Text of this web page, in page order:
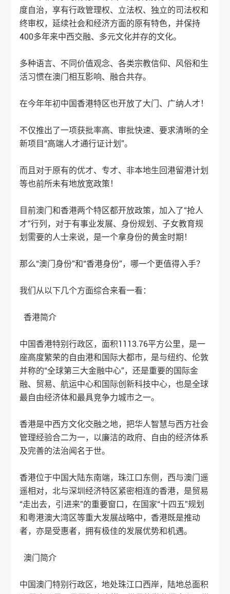
度自治，享有行政管理权、立法权、独立的司法权和
终审权，延续社会和经济方面的原有特色，并保持
400多年来中西交融、多元文化并存的文化。
多种语言、不同价值观念、各类宗教信仰、风俗和生
活习惯在澳门相互影响、融合共存。
在今年年初中国香港特区也开放了大门、广纳人才！
不仅推出了一项获批率高、审批快速、要求清晰的全
新项目“高端人才通行证计划”。
而且对于原有的优才、专才、非本地生回港留港计划
等也前所未有地放宽政策！
目前澳门和香港两个特区都开放政策，加入了“抢人
才”行列，对于有事业发展、身份规划、子女教育规
划需要的人士来说，是一个拿身份的黄金时期！
那么“澳门身份”和“香港身份”，哪一个更值得入手？
我们从以下几个方面综合来看一看：
香港简介
中国香港特别行政区，面积1113.76平方公里，是一
座高度繁荣的自由港和国际大都市，是与纽约、伦敦
并称的“全球第三大金融中心”，还是重要的国际金
融、贸易、航运中心和国际创新科技中心，也是全球
最自由经济体和最具竞争力城市之一。
香港是中西方文化交融之地，把华人智慧与西方社会
管理经验合二为一，以廉洁的政府、自由的经济体系
及完善的法治闻名于世。
香港位于中国大陆东南端，珠江口东侧，西与澳门遥
遥相对，北与深圳经济特区紧密相连的香港，是贸易
“走出去，引进来”的重要窗口，在国家“十四五”规划
和粤港澳大湾区等重大发展战略中，香港既是推动
者，亦是受惠者，拥有极佳的发展优势和机遇。
澳门简介
中国澳门特别行政区，地处珠江口西岸，陆地总面积